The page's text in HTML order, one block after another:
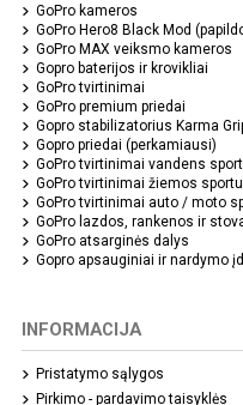
GoPro kameros
GoPro Hero8 Black Mod
GoPro MAX veiksmo kameros
Gopro baterijos ir krovikliai
GoPro tvirtinimai
GoPro premium priedai
Gopro stabilizatorius Karma
Gopro priedai (perkamiausi)
GoPro tvirtinimai vandens
GoPro tvirtinimai žiemos
GoPro tvirtinimai auto / moto
GoPro lazdos, rankenos ir
GoPro atsarginės dalys
Gopro apsauginiai ir nardymo
INFORMACIJA
Pristatymo sąlygos
Pirkimo - pardavimo taisyklės